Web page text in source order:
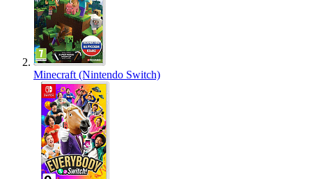
Minecraft (Nintendo Switch)